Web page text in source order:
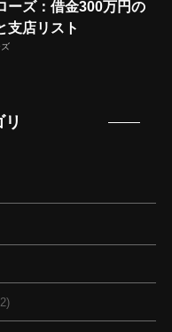
ーズ：借金300万円の
支店リスト